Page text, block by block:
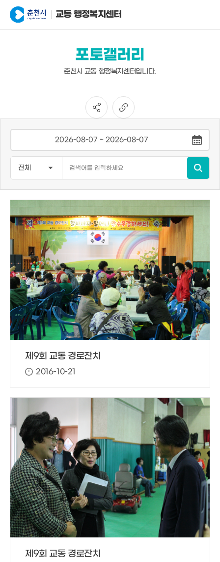
교동 행정복지센터
포토갤러리
춘천시 교동 행정복지센터입니다.
제9회 교동 경로잔치
2016-10-21
제9회 교동 경로잔치